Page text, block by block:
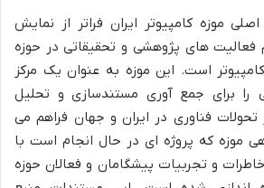
موزه کامپیوتر ایران فراتر از نمایش
فعالیت های پژوهشی و تحقیقاتی در حوزه
است. این موزه به عنوان یک مرکز
برای جمع آوری مستندسازی و تحلیل
تحولات فناوری در ایران و جهان فراهم می
موزه که پروژه ای در حال انجام است با
و تجربیات پیشگامان و فعالان حوزه